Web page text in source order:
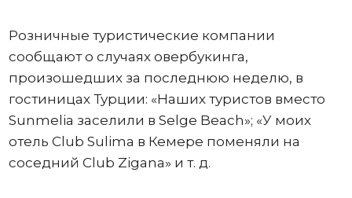
Розничные туристические компании
сообщают о случаях овербукинга,
произошедших за последнюю неделю, в
гостиницах Турции: «Наших туристов вместо
Sunmelia заселили в Selge Beach»; «У моих
отель Club Sulima в Кемере поменяли на
соседний Club Zigana» и т. д.